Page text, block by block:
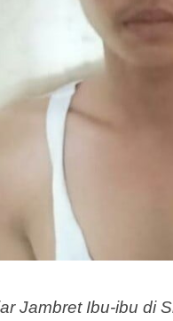
Jambret Ibu-ibu di